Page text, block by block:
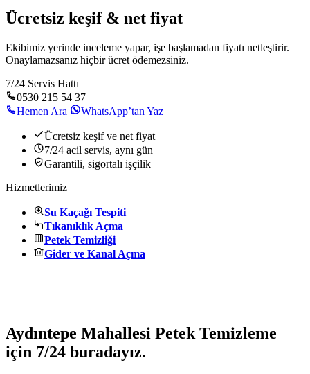
Ücretsiz keşif & net fiyat
Ekibimiz yerinde inceleme yapar, işe başlamadan fiyatı netleştirir.
Onaylamazsanız hiçbir ücret ödemezsiniz.
7/24 Servis Hattı
0530 215 54 37
Hemen Ara
WhatsApp’tan Yaz
Ücretsiz keşif ve net fiyat
7/24 acil servis, aynı gün
Garantili, sigortalı işçilik
Hizmetlerimiz
Su Kaçağı Tespiti
Tıkanıklık Açma
Petek Temizliği
Gider ve Kanal Açma
Aydıntepe Mahallesi Petek Temizleme
için 7/24 buradayız.